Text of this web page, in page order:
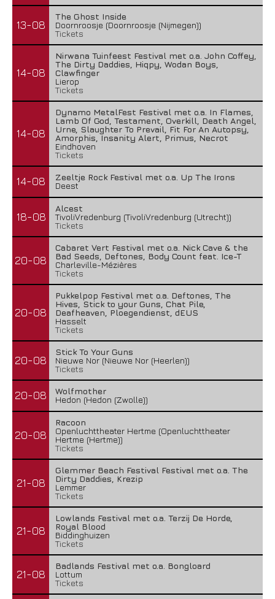
13-08
The Ghost Inside
Doornroosje (Doornroosje (Nijmegen))
Tickets
14-08
Nirwana Tuinfeest Festival met o.a. John Coffey,
The Dirty Daddies, Hiqpy, Wodan Boys,
Clawfinger
Lierop
Tickets
14-08
Dynamo MetalFest Festival met o.a. In Flames,
Lamb Of God, Testament, Overkill, Death Angel,
Urne, Slaughter To Prevail, Fit For An Autopsy,
Amorphis, Insanity Alert, Primus, Necrot
Eindhoven
Tickets
14-08
Zeeltje Rock Festival met o.a. Up The Irons
Deest
18-08
Alcest
TivoliVredenburg (TivoliVredenburg (Utrecht))
Tickets
20-08
Cabaret Vert Festival met o.a. Nick Cave & the
Bad Seeds, Deftones, Body Count feat. Ice-T
Charleville-Mézières
Tickets
20-08
Pukkelpop Festival met o.a. Deftones, The
Hives, Stick to your Guns, Chat Pile,
Deafheaven, Ploegendienst, dEUS
Hasselt
Tickets
20-08
Stick To Your Guns
Nieuwe Nor (Nieuwe Nor (Heerlen))
Tickets
20-08
Wolfmother
Hedon (Hedon (Zwolle))
20-08
Racoon
Openluchttheater Hertme (Openluchttheater
Hertme (Hertme))
Tickets
21-08
Glemmer Beach Festival Festival met o.a. The
Dirty Daddies, Krezip
Lemmer
Tickets
21-08
Lowlands Festival met o.a. Terzij De Horde,
Royal Blood
Biddinghuizen
Tickets
21-08
Badlands Festival met o.a. Bongloard
Lottum
Tickets